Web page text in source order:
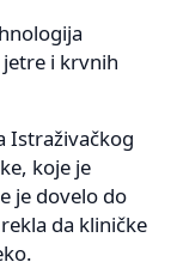
i krvnih
Istraživačkog
koje je
je dovelo do
da kliničke